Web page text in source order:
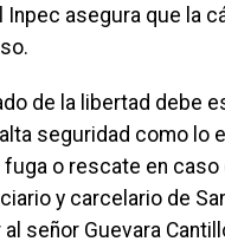
Inpec asegura que la
de la libertad debe
seguridad como lo
o rescate en
y carcelario de
señor Guevara